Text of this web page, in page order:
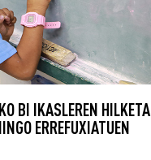
BI IKASLEREN HILKETA
ERREFUXIATUEN